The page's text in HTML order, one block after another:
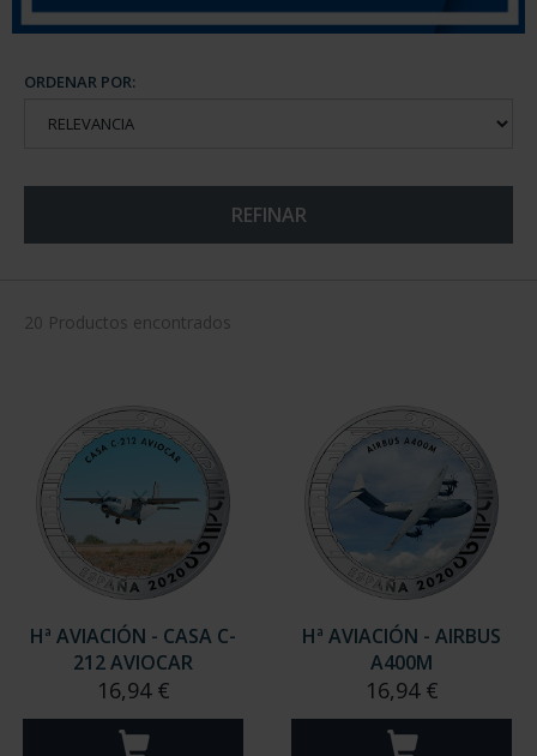
ORDENAR POR:
REFINAR
20 Productos encontrados
Hª AVIACIÓN - CASA C-
212 AVIOCAR
16,94 €
Hª AVIACIÓN - AIRBUS
A400M
16,94 €